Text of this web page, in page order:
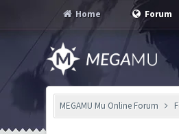
Home Forum
MEGAMU Mu Online Forum